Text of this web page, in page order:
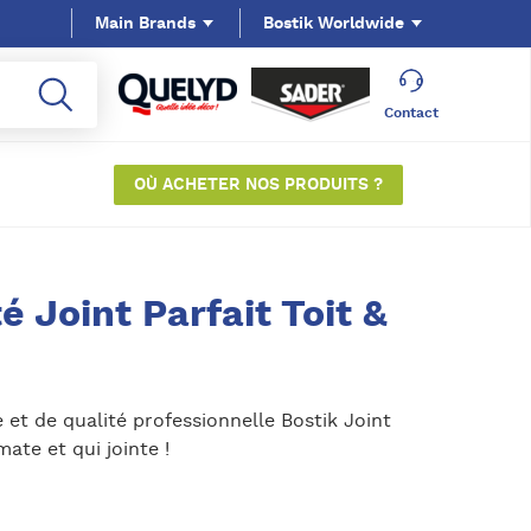
Contact
Bostik Worldwide
OÙ ACHETER NOS PRODUITS ?
Main Brands
Joint Parfait Toit &
et de qualité professionnelle Bostik Joint
et qui jointe !